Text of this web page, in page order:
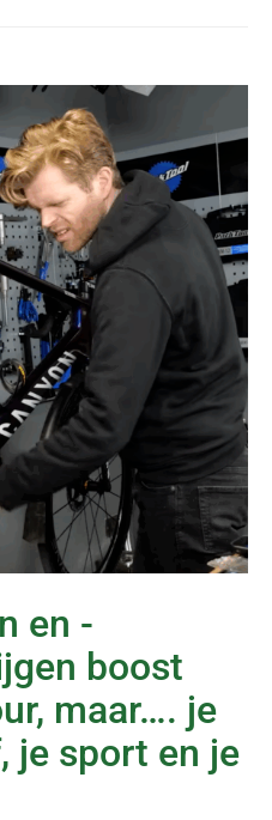
en -
boost
maar…. je
je sport en je